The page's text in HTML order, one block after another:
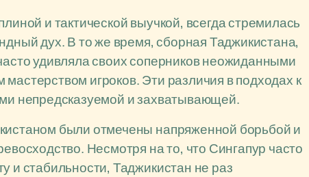
и тактической выучкой, всегда стремилась
дух. В то же время, сборная Таджикистана,
удивляла своих соперников неожиданными
игроков. Эти различия в подходах к
непредсказуемой и захватывающей.
были отмечены напряженной борьбой и
Несмотря на то, что Сингапур часто
и стабильности, Таджикистан не раз